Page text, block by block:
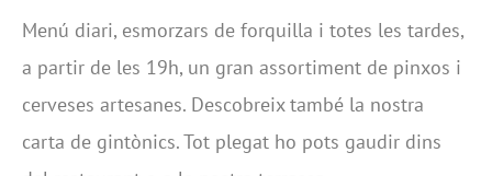
Menú diari, esmorzars de forquilla i totes les tardes,
a partir de les 19h, un gran assortiment de pinxos i
cerveses artesanes. Descobreix també la nostra
carta de gintònics. Tot plegat ho pots gaudir dins